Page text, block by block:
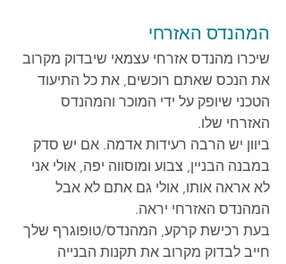
המהנדס האזרחי
שיכרו מהנדס אזרחי עצמאי שיבדוק מקרוב
את הנכס שאתם רוכשים, את כל התיעוד
הטכני שיופק על ידי המוכר והמהנדס
האזרחי שלו.
ביוון יש הרבה רעידות אדמה. אם יש סדק
במבנה הבניין, צבוע ומוסווה יפה, אולי אני
לא אראה אותו, אולי גם אתם לא אבל
המהנדס האזרחי יראה.
בעת רכישת קרקע, המהנדס/טופוגרף שלך
חייב לבדוק מקרוב את תקנות הבנייה